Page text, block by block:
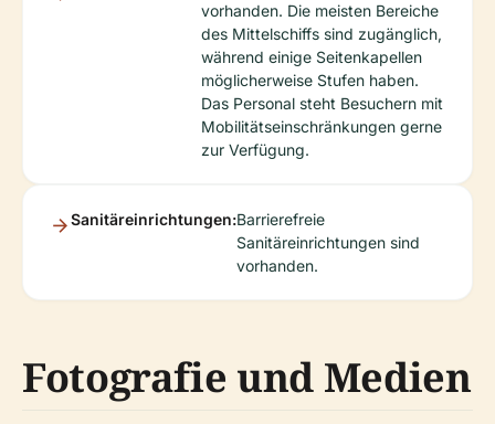
vorhanden. Die meisten Bereiche
des Mittelschiffs sind zugänglich,
während einige Seitenkapellen
möglicherweise Stufen haben.
Das Personal steht Besuchern mit
Mobilitätseinschränkungen gerne
zur Verfügung.
Sanitäreinrichtungen:Barrierefreie
Sanitäreinrichtungen sind
vorhanden.
Fotografie und Medien